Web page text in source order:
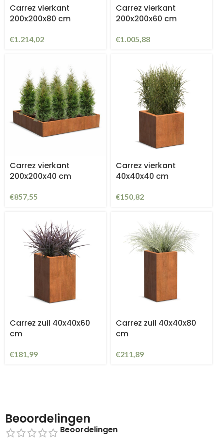
Carrez vierkant
200x200x80 cm
€1.214,02
Carrez vierkant
200x200x60 cm
€1.005,88
Carrez vierkant
200x200x40 cm
€857,55
Carrez vierkant
40x40x40 cm
€150,82
Carrez zuil 40x40x60
cm
€181,99
Carrez zuil 40x40x80
cm
€211,89
Beoordelingen
Beoordelingen